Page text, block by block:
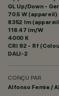
GL Up/Down -
70.5 W (appareil)
8352 lm
118.47 lm/W
4000 K
CRI 92 - Rf
DALI-2
CONÇU PAR
Alfonso Femia /